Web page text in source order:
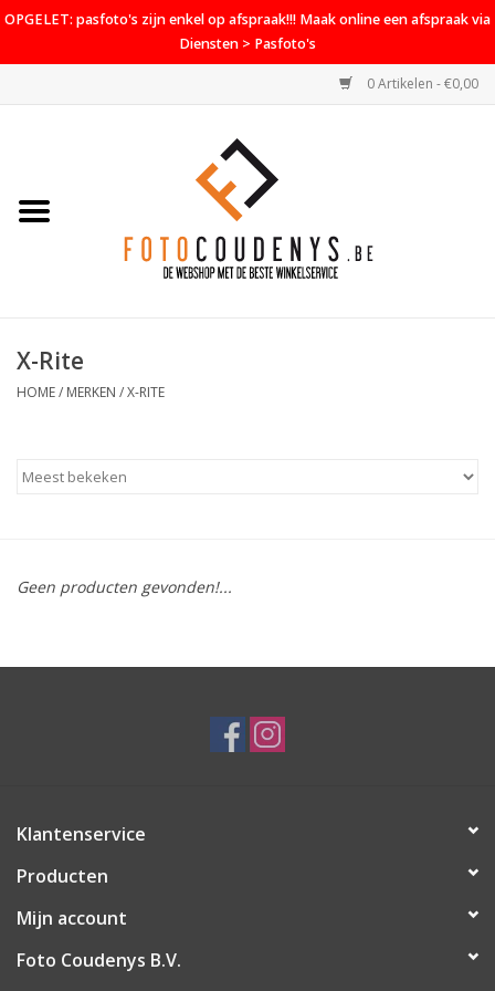
OPGELET: pasfoto's zijn enkel op afspraak!!! Maak online een afspraak via
Diensten > Pasfoto's
0 Artikelen - €0,00
Home
PROMO
Contact
X-Rite
HOME/ MERKEN /X-RITE
Geen producten gevonden!...
Klantenservice
Producten
Mijn account
Foto Coudenys B.V.